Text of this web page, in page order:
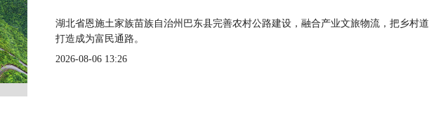
湖北省恩施土家族苗族自治州巴东县完善农村公路建设，融合产业文旅物流，把乡村
打造成为富民通路。
2026-08-06 13:26